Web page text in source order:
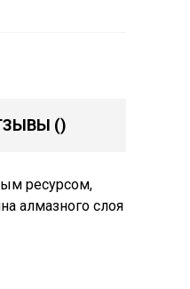
()
ресурсом,
алмазного слоя